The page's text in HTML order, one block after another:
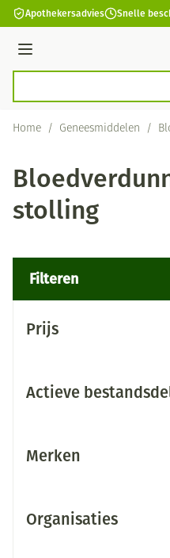
Ga naar de inhoud
Apothekersadvies Snelle
Menu
Home / Geneesmiddelen /
stolling
Filteren
Prijs
Actieve
Merken
Organisaties